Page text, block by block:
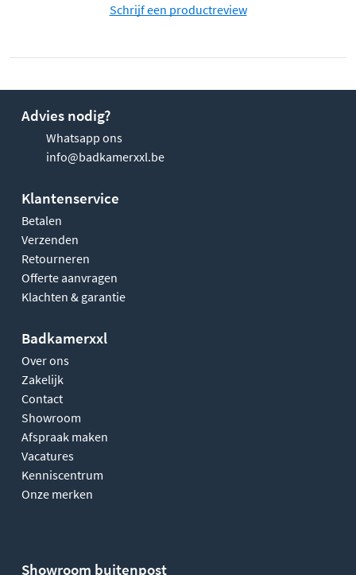
Schrijf een productreview
Advies nodig?
Whatsapp ons
info@badkamerxxl.be
Klantenservice
Betalen
Verzenden
Retourneren
Offerte aanvragen
Klachten & garantie
Badkamerxxl
Over ons
Zakelijk
Contact
Showroom
Afspraak maken
Vacatures
Kenniscentrum
Onze merken
Showroom buitenpost